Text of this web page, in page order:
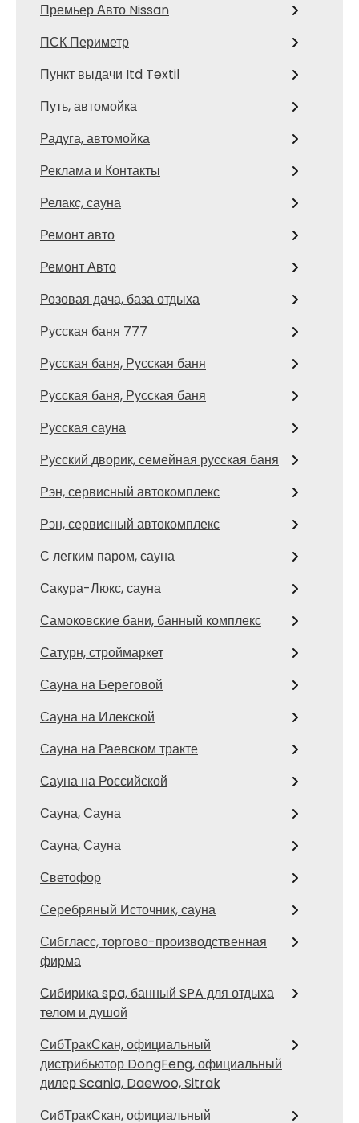
Премьер Авто Nissan
ПСК Периметр
Пункт выдачи Itd Textil
Путь, автомойка
Радуга, автомойка
Реклама и Контакты
Релакс, сауна
Ремонт авто
Ремонт Авто
Розовая дача, база отдыха
Русская баня 777
Русская баня, Русская баня
Русская баня, Русская баня
Русская сауна
Русский дворик, семейная русская баня
Рэн, сервисный автокомплекс
Рэн, сервисный автокомплекс
С легким паром, сауна
Сакура-Люкс, сауна
Самоковские бани, банный комплекс
Сатурн, строймаркет
Сауна на Береговой
Сауна на Илекской
Сауна на Раевском тракте
Сауна на Российской
Сауна, Сауна
Сауна, Сауна
Светофор
Серебряный Источник, сауна
Сибгласс, торгово-производственная
фирма
Сибирика spa, банный SPA для отдыха
телом и душой
СибТракСкан, официальный
дистрибьютор DongFeng, официальный
дилер Scania, Daewoo, Sitrak
СибТракСкан, официальный